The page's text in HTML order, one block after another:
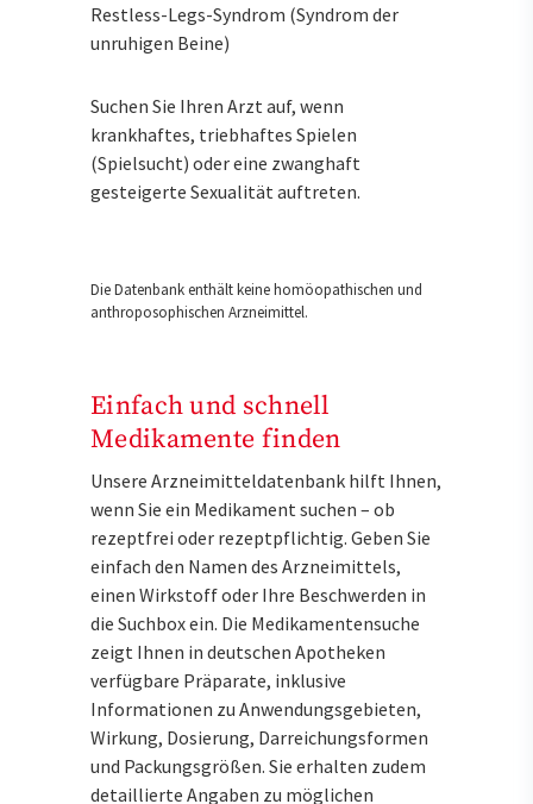
Restless-Legs-Syndrom (Syndrom der
unruhigen Beine)
Suchen Sie Ihren Arzt auf, wenn
krankhaftes, triebhaftes Spielen
(Spielsucht) oder eine zwanghaft
gesteigerte Sexualität auftreten.
Die Datenbank enthält keine homöopathischen und
anthroposophischen Arzneimittel.
Einfach und schnell
Medikamente finden
Unsere Arzneimitteldatenbank hilft Ihnen,
wenn Sie ein Medikament suchen – ob
rezeptfrei oder rezeptpflichtig. Geben Sie
einfach den Namen des Arzneimittels,
einen Wirkstoff oder Ihre Beschwerden in
die Suchbox ein. Die Medikamentensuche
zeigt Ihnen in deutschen Apotheken
verfügbare Präparate, inklusive
Informationen zu Anwendungsgebieten,
Wirkung, Dosierung, Darreichungsformen
und Packungsgrößen. Sie erhalten zudem
detaillierte Angaben zu möglichen